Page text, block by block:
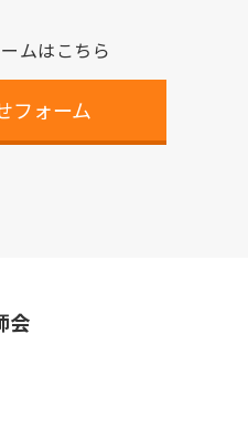
ムはこちら
フォーム
会